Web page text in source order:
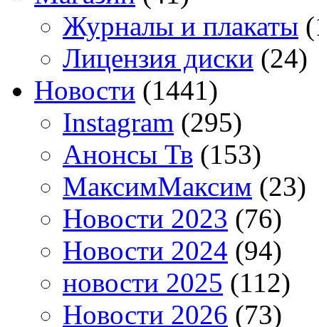
Журналы и плакаты
Лицензия диски (24)
Новости (1441)
Instagram (295)
Анонсы Тв (153)
МаксимМаксим (23)
Новости 2023 (76)
Новости 2024 (94)
новости 2025 (112)
Новости 2026 (73)